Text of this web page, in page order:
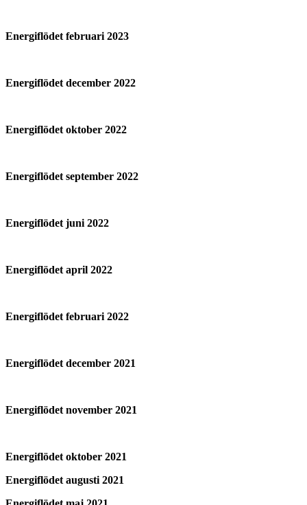
Energiflödet februari 2023
Energiflödet december 2022
Energiflödet oktober 2022
Energiflödet september 2022
Energiflödet juni 2022
Energiflödet april 2022
Energiflödet februari 2022
Energiflödet december 2021
Energiflödet november 2021
Energiflödet oktober 2021
Energiflödet augusti 2021